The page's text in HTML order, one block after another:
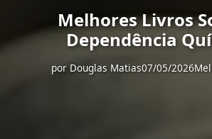
Melhores Livros
Dependência
por Douglas Matias07/05/2026